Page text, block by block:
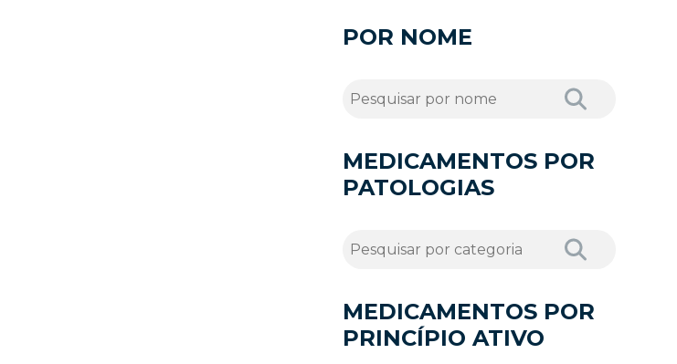
POR NOME
MEDICAMENTOS POR
PATOLOGIAS
MEDICAMENTOS POR
PRINCÍPIO ATIVO